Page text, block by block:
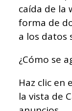
caída de la
forma de
a los datos
¿Cómo se
Haz clic en
la vista de